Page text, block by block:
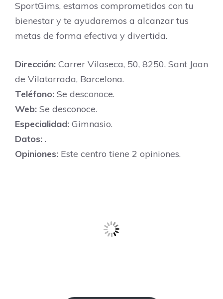
SportGims, estamos comprometidos con tu
bienestar y te ayudaremos a alcanzar tus
metas de forma efectiva y divertida.
Dirección: Carrer Vilaseca, 50, 8250, Sant Joan
de Vilatorrada, Barcelona.
Teléfono: Se desconoce.
Web: Se desconoce.
Especialidad: Gimnasio.
Datos: .
Opiniones: Este centro tiene 2 opiniones.